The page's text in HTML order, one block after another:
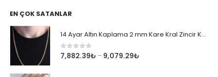
EN ÇOK SATANLAR
14 Ayar Altın Kaplama 2 mm Kare Kral Zincir Kolye
0 out of 5
7,882.39₺ – 9,079.29₺